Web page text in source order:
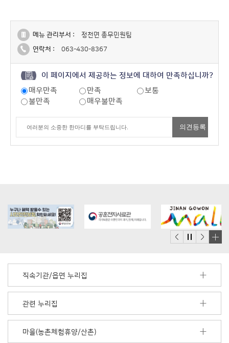
메뉴 관리부서 :
정천면 총무민원팀
연락처 :
063-430-8367
이 페이지에서 제공하는 정보에 대하여 만족하십니까?
매우만족
만족
보통
불만족
매우불만족
더
기
직속기관/읍면 누리집
관련 누리집
마을(농촌체험휴양/산촌)